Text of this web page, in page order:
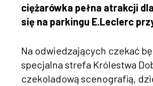
ciężarówka pełna atrakcji
się na parkingu E.Leclerc
Na odwiedzających czekać
specjalna strefa Królestwa
czekoladową scenografią,